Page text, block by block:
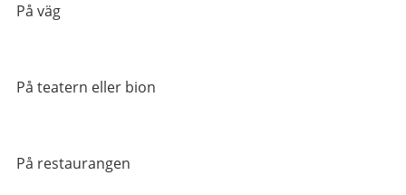
På väg
På teatern eller bion
På restaurangen